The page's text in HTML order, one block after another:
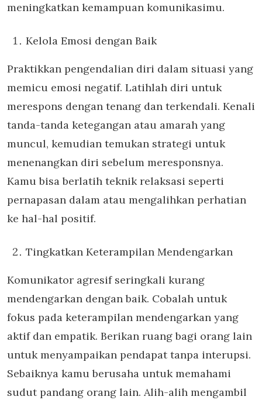
meningkatkan kemampuan komunikasimu.
Kelola Emosi dengan Baik
Praktikkan pengendalian diri dalam situasi yang
memicu emosi negatif. Latihlah diri untuk
merespons dengan tenang dan terkendali. Kenali
tanda-tanda ketegangan atau amarah yang
muncul, kemudian temukan strategi untuk
menenangkan diri sebelum meresponsnya.
Kamu bisa berlatih teknik relaksasi seperti
pernapasan dalam atau mengalihkan perhatian
ke hal-hal positif.
Tingkatkan Keterampilan Mendengarkan
Komunikator agresif seringkali kurang
mendengarkan dengan baik. Cobalah untuk
fokus pada keterampilan mendengarkan yang
aktif dan empatik. Berikan ruang bagi orang lain
untuk menyampaikan pendapat tanpa interupsi.
Sebaiknya kamu berusaha untuk memahami
sudut pandang orang lain. Alih-alih mengambil